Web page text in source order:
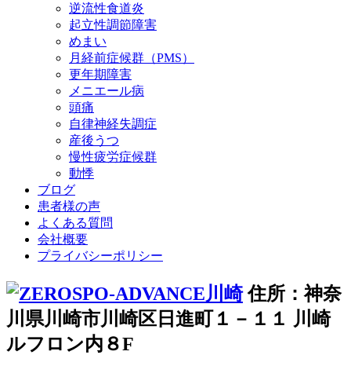
逆流性食道炎
起立性調節障害
めまい
月経前症候群（PMS）
更年期障害
メニエール病
頭痛
自律神経失調症
産後うつ
慢性疲労症候群
動悸
ブログ
患者様の声
よくある質問
会社概要
プライバシーポリシー
住所：神奈
川県川崎市川崎区日進町１－１１ 川崎
ルフロン内８F